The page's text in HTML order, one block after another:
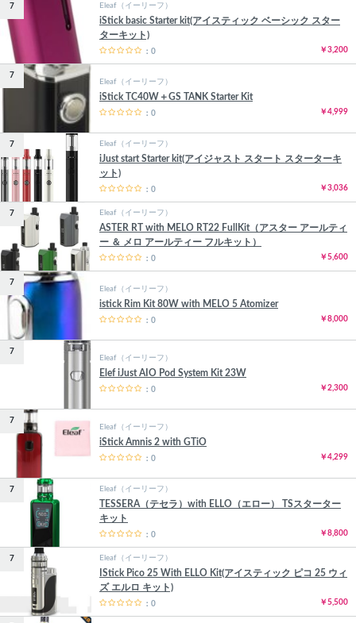
7 Eleaf（イーリーフ）
iStick basic Starter kit(アイスティック ベーシック スター
ターキット)
：0 ￥3,200
7
Eleaf（イーリーフ）
iStick TC40W＋GS TANK Starter Kit
：0 ￥4,999
7 Eleaf（イーリーフ）
iJust start Starter kit(アイジャスト スタート スターターキ
ット)
：0 ￥3,036
7 Eleaf（イーリーフ）
ASTER RT with MELO RT22 FullKit（アスター アールティ
ー ＆ メロ アールティー フルキット）
：0 ￥5,600
7
Eleaf（イーリーフ）
istick Rim Kit 80W with MELO 5 Atomizer
：0 ￥8,000
7
Eleaf（イーリーフ）
Elef iJust AIO Pod System Kit 23W
：0 ￥2,300
7
Eleaf（イーリーフ）
iStick Amnis 2 with GTiO
：0 ￥4,299
7 Eleaf（イーリーフ）
TESSERA（テセラ）with ELLO（エロー） TSスターター
キット
：0 ￥8,800
7 Eleaf（イーリーフ）
IStick Pico 25 With ELLO Kit(アイスティック ピコ 25 ウィ
ズ エルロ キット)
：0 ￥5,500